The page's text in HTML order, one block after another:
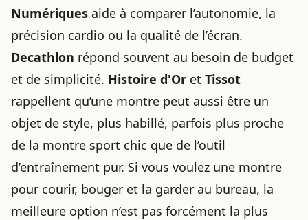
Numériques aide à comparer l’autonomie, la
précision cardio ou la qualité de l’écran.
Decathlon répond souvent au besoin de budget
et de simplicité. Histoire d'Or et Tissot
rappellent qu’une montre peut aussi être un
objet de style, plus habillé, parfois plus proche
de la montre sport chic que de l’outil
d’entraînement pur. Si vous voulez une montre
pour courir, bouger et la garder au bureau, la
meilleure option n’est pas forcément la plus